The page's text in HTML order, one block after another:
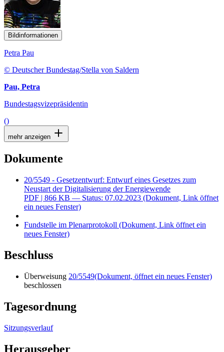
Bildinformationen
Petra Pau
© Deutscher Bundestag/Stella von Saldern
Pau, Petra
Bundestagsvizepräsidentin
()
mehr anzeigen
Dokumente
20/5549 - Gesetzentwurf: Entwurf eines Gesetzes zum
Neustart der Digitalisierung der Energiewende
PDF | 866 KB — Status: 07.02.2023 (Dokument, Link öffnet
ein neues Fenster)
Fundstelle im Plenarprotokoll (Dokument, Link öffnet ein
neues Fenster)
Beschluss
Überweisung 20/5549(Dokument, öffnet ein neues Fenster)
beschlossen
Tagesordnung
Sitzungsverlauf
Herausgeber